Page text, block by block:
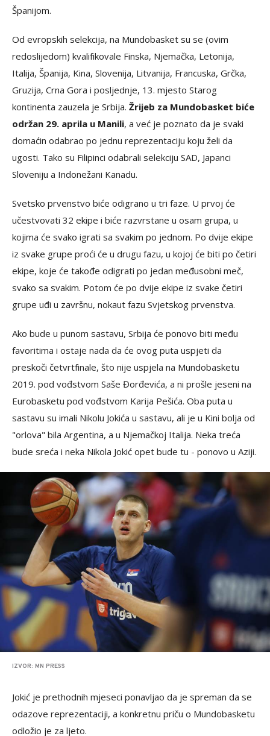
Španijom.
Od evropskih selekcija, na Mundobasket su se (ovim
redoslijedom) kvalifikovale Finska, Njemačka, Letonija,
Italija, Španija, Kina, Slovenija, Litvanija, Francuska, Grčka,
Gruzija, Crna Gora i posljednje, 13. mjesto Starog
kontinenta zauzela je Srbija. Žrijeb za Mundobasket biće
održan 29. aprila u Manili, a već je poznato da je svaki
domaćin odabrao po jednu reprezentaciju koju želi da
ugosti. Tako su Filipinci odabrali selekciju SAD, Japanci
Sloveniju a Indonežani Kanadu.
Svetsko prvenstvo biće odigrano u tri faze. U prvoj će
učestvovati 32 ekipe i biće razvrstane u osam grupa, u
kojima će svako igrati sa svakim po jednom. Po dvije ekipe
iz svake grupe proći će u drugu fazu, u kojoj će biti po četiri
ekipe, koje će takođe odigrati po jedan međusobni meč,
svako sa svakim. Potom će po dvije ekipe iz svake četiri
grupe uđi u završnu, nokaut fazu Svjetskog prvenstva.
Ako bude u punom sastavu, Srbija će ponovo biti među
favoritima i ostaje nada da će ovog puta uspjeti da
preskoči četvrtfinale, što nije uspjela na Mundobasketu
2019. pod vođstvom Saše Đorđevića, a ni prošle jeseni na
Eurobasketu pod vođstvom Karija Pešića. Oba puta u
sastavu su imali Nikolu Jokića u sastavu, ali je u Kini bolja od
"orlova" bila Argentina, a u Njemačkoj Italija. Neka treća
bude sreća i neka Nikola Jokić opet bude tu - ponovo u Aziji.
IZVOR: MN PRESS
Jokić je prethodnih mjeseci ponavljao da je spreman da se
odazove reprezentaciji, a konkretnu priču o Mundobasketu
odložio je za ljeto.